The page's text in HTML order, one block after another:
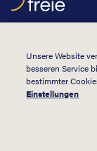
B - 4760 Büllingen
+32 (0)80 64 05 15
info@freie.be
Unsere Website
besseren Service
bestimmter
Einstellungen